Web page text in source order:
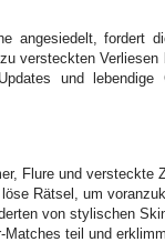
angesiedelt, fordert
versteckten
und
Flure und versteckte
Rätsel, um
von stylischen
teil und